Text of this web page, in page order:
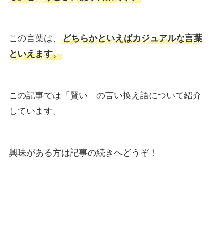
この言葉は、 どちらかといえばカジュアルな言葉
といえます。
この記事では「賢い」の言い換え語について紹介
しています。
興味がある方は記事の続きへどうぞ！